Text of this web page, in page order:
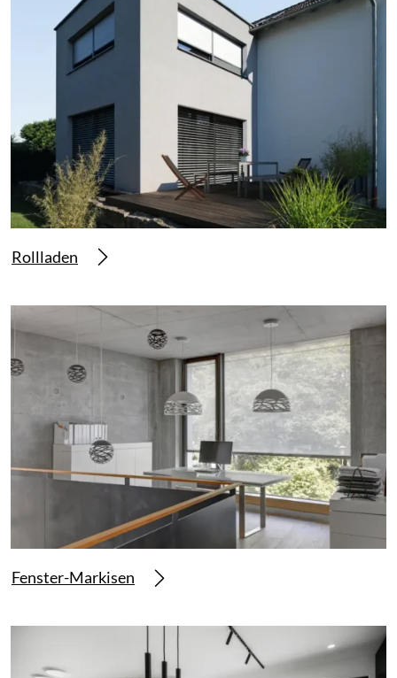
Rollladen
Fenster-Markisen